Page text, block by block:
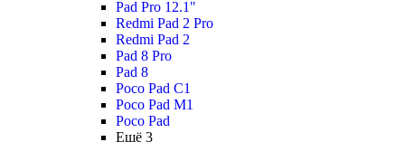
Pad Pro 12.1"
Redmi Pad 2 Pro
Redmi Pad 2
Pad 8 Pro
Pad 8
Poco Pad С1
Poco Pad M1
Poco Pad
Ещё 3